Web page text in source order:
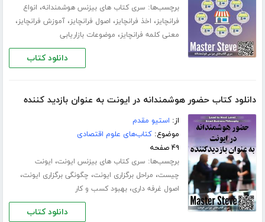
برچسب‌ها: سری کتاب های بیزنس هوشمندانه، انواع
فرانچایز، اخذ فرانچایز، اصول فرانچایز،آموزش فرانچایز،
معنی کلمه فرانچایز، موضوعات بازاریابی
دانلود کتاب
دانلود کتاب حضور هوشمندانه در ایونت به عنوان بازدید کننده
از: استیو مقدم
موضوع:کتاب‌های علوم اقتصادی
۴۹ صفحه
برچسب‌ها: سری کتاب های بیزنس ایونت، ایونت
چیست، مراحل برگزاری ایونت، چگونگی برگزاری ایونت،
اصول غرفه داری،بهبود کسب و کار
دانلود کتاب